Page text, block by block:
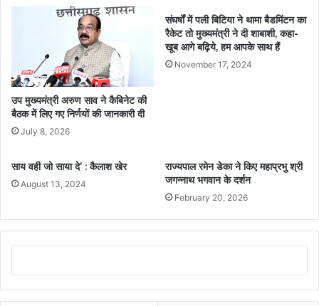
उप मुख्यमंत्री अरुण साव ने कैबिनेट की
बैठक में लिए गए निर्णयों की जानकारी दी
July 8, 2026
संघर्षों में पली बिटिया ने थामा बैडमिंटन का
रैकेट तो मुख्यमंत्री ने दी शाबाशी, कहा-
खूब आगे बढ़िये, हम आपके साथ हैं
November 17, 2024
साय वही जो साया दे’ : कैलाश खेर
August 13, 2024
राज्यपाल रमेन डेका ने किए महाप्रभु श्री
जगन्नाथ भगवान के दर्शन
February 20, 2026